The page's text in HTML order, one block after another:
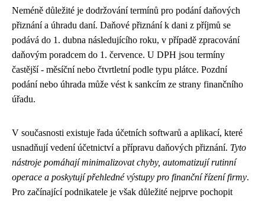
Neméně důležité je dodržování termínů pro podání daňových
přiznání a úhradu daní. Daňové přiznání k dani z příjmů se
podává do 1. dubna následujícího roku, v případě zpracování
daňovým poradcem do 1. července. U DPH jsou termíny
častější - měsíční nebo čtvrtletní podle typu plátce. Pozdní
podání nebo úhrada může vést k sankcím ze strany finančního
úřadu.
V současnosti existuje řada účetních softwarů a aplikací, které
usnadňují vedení účetnictví a přípravu daňových přiznání. Tyto
nástroje pomáhají minimalizovat chyby, automatizují rutinní
operace a poskytují přehledné výstupy pro finanční řízení firmy.
Pro začínající podnikatele je však důležité nejprve pochopit